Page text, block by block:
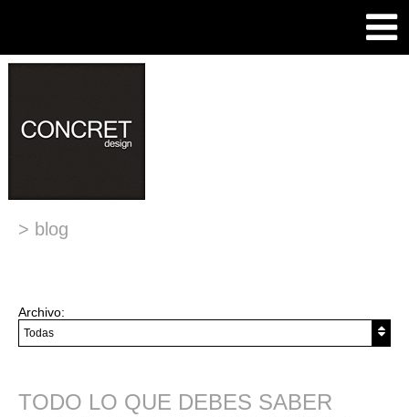
> blog
Archivo:
TODO LO QUE DEBES SABER